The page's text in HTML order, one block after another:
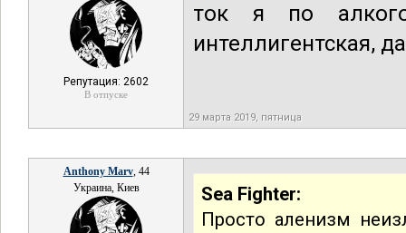
Репутация: 2602
В отпуске
ток я по
интеллигентская,
29 марта 2019, пятница
Anthony Marv, 44
Украина, Киев
Sea Fighter:
Просто аленизм